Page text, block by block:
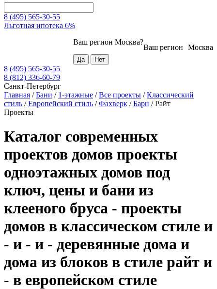
8 (495) 565-30-55
Льготная ипотека 6%
Москва
Ваш регион
Ваш регион Москва?
8 (495) 565-30-55
8 (812) 336-60-79
Санкт-Петербург
Главная /Бани / 1-этажные /Все проекты /Классический
стиль /Европейский стиль /Фахверк /Барн /Райт
Проекты
Каталог современных
проектов домов проекты
одноэтажных домов под
ключ, цены и бани из
клееного бруса - проекты
домов в классическом стиле и
- и - и - деревянные дома и
дома из блоков в стиле райт и
- в европейском стиле